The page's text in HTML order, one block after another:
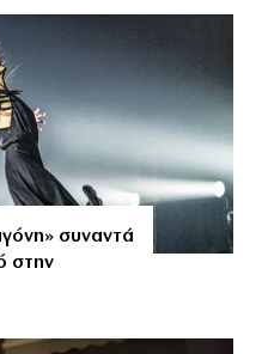
συναντά
στην